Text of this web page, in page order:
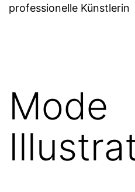
professionelle Künstlerin
Mode